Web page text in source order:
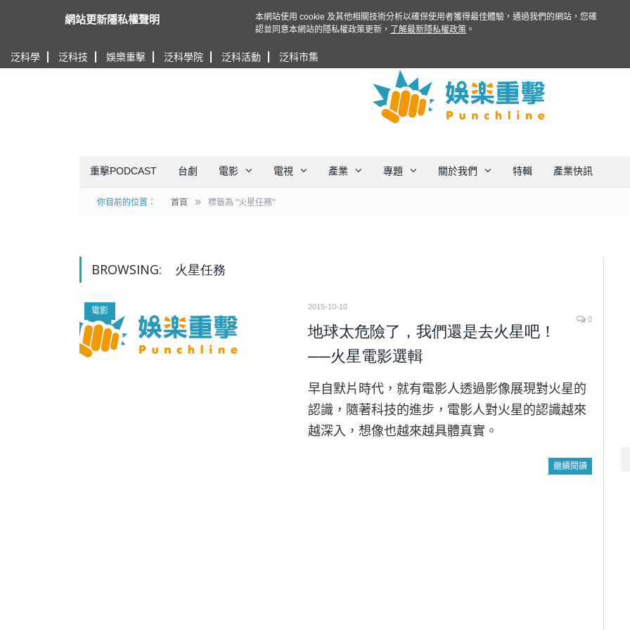
泛科學 泛科技 娛樂重擊 泛科學院 泛科活動 泛科市集
重擊PODCAST 台劇 電影 電視 產業 專題 關於我們 特輯 產業快訊
你目前的位置： 首頁 » 標籤為 "火星任務"
BROWSING: 火星任務
電影
2015-10-10
0
地球太危險了，我們還是去火星吧！
──火星電影選輯
早自默片時代，就有電影人透過影像展現對火星的
認識，隨著科技的進步，電影人對火星的認識越來
越深入，想像也越來越具體真實。
繼續閱讀
網站更新隱私權聲明
本網站使用 cookie 及其他相關技術分析以確保使用者獲得最佳體驗，通過我們的網站，您確
認並同意本網站的隱私權政策更新，
了解最新隱私權政策 。